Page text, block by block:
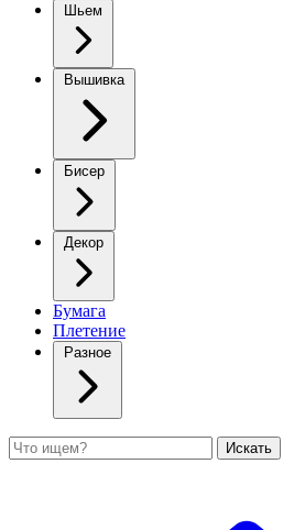
Шьем
Вышивка
Бисер
Декор
Бумага
Плетение
Разное
Поиск Искать